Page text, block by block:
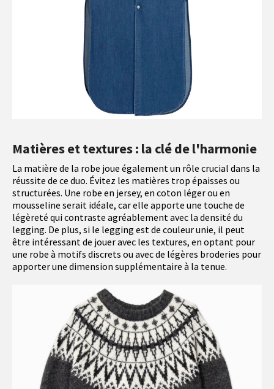
Matières et textures : la clé de l'harmonie
La matière de la robe joue également un rôle crucial dans la
réussite de ce duo. Évitez les matières trop épaisses ou
structurées. Une robe en jersey, en coton léger ou en
mousseline serait idéale, car elle apporte une touche de
légèreté qui contraste agréablement avec la densité du
legging. De plus, si le legging est de couleur unie, il peut
être intéressant de jouer avec les textures, en optant pour
une robe à motifs discrets ou avec de légères broderies pour
apporter une dimension supplémentaire à la tenue.